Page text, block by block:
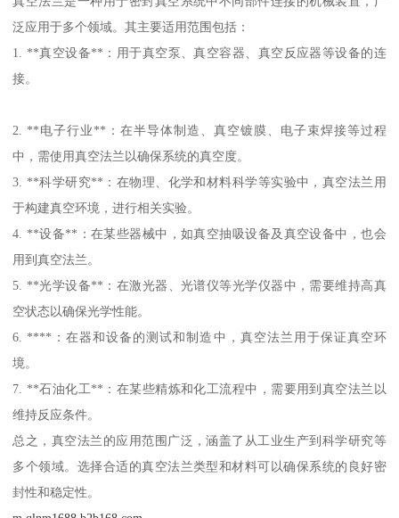
泛应用于多个领域。其主要适用范围包括：
1. **真空设备**：用于真空泵、真空容器、真空反应器等设备的连
接。
2. **电子行业**：在半导体制造、真空镀膜、电子束焊接等过程
中，需使用真空法兰以确保系统的真空度。
3. **科学研究**：在物理、化学和材料科学等实验中，真空法兰用
于构建真空环境，进行相关实验。
4. **设备**：在某些器械中，如真空抽吸设备及真空设备中，也会
用到真空法兰。
5. **光学设备**：在激光器、光谱仪等光学仪器中，需要维持高真
空状态以确保光学性能。
6. ****：在器和设备的测试和制造中，真空法兰用于保证真空环
境。
7. **石油化工**：在某些精炼和化工流程中，需要用到真空法兰以
维持反应条件。
总之，真空法兰的应用范围广泛，涵盖了从工业生产到科学研究等
多个领域。选择合适的真空法兰类型和材料可以确保系统的良好密
封性和稳定性。